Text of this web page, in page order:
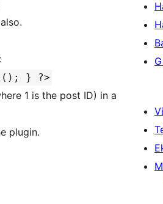
} ?>
1 is the post ID) in a
plugin.